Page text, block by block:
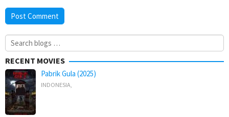
Search
for:
RECENT MOVIES
Pabrik Gula (2025)
INDONESIA